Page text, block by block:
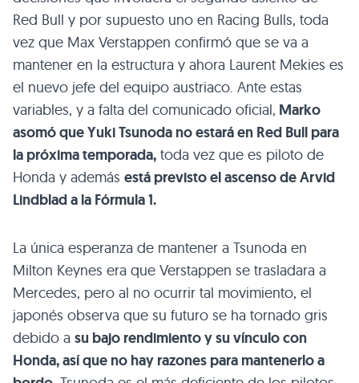
Red Bull y por supuesto uno en Racing Bulls, toda
vez que Max Verstappen confirmó que se va a
mantener en la estructura y ahora Laurent Mekies es
el nuevo jefe del equipo austriaco. Ante estas
variables, y a falta del comunicado oficial, Marko
asomó que Yuki Tsunoda no estará en Red Bull para
la próxima temporada, toda vez que es piloto de
Honda y además está previsto el ascenso de Arvid
Lindblad a la Fórmula 1.
La única esperanza de mantener a Tsunoda en
Milton Keynes era que Verstappen se trasladara a
Mercedes, pero al no ocurrir tal movimiento, el
japonés observa que su futuro se ha tornado gris
debido a su bajo rendimiento y su vínculo con
Honda, así que no hay razones para mantenerlo a